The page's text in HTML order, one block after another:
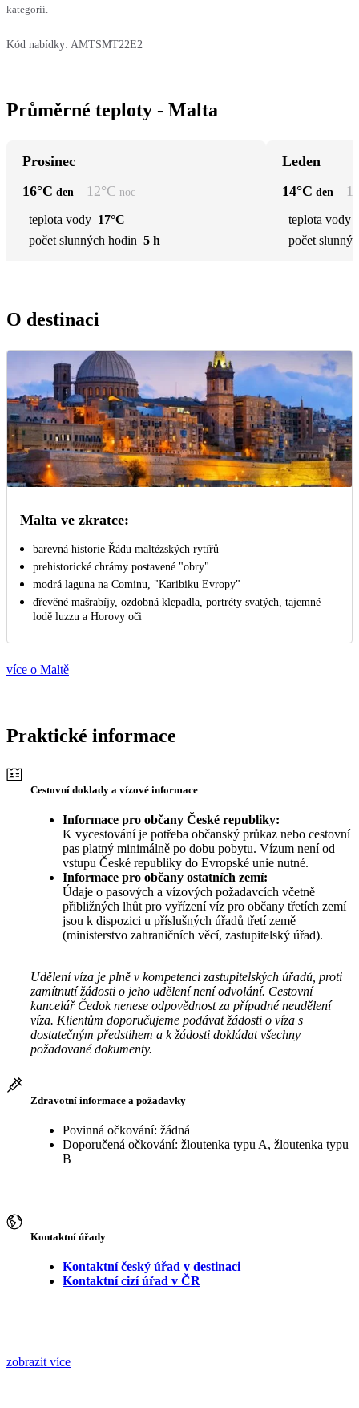
kategorií.
Kód nabídky: AMTSMT22E2
Průměrné teploty - Malta
Prosinec
16°C den 12°C noc
teplota vody 17°C
počet slunných hodin 5 h
Leden
14°C den
teplota vody
počet
O destinaci
Malta ve zkratce:
barevná historie Řádu maltézských rytířů
prehistorické chrámy postavené "obry"
modrá laguna na Cominu, "Karibiku Evropy"
dřevěné mašrabíjy, ozdobná klepadla, portréty svatých, tajemné
lodě luzzu a Horovy oči
více o Maltě
Praktické informace
Cestovní doklady a vízové informace
Informace pro občany České republiky:
K vycestování je potřeba občanský průkaz nebo cestovní
pas platný minimálně po dobu pobytu. Vízum není od
vstupu České republiky do Evropské unie nutné.
Informace pro občany ostatních zemí:
Údaje o pasových a vízových požadavcích včetně
přibližných lhůt pro vyřízení víz pro občany třetích zemí
jsou k dispozici u příslušných úřadů třetí země
(ministerstvo zahraničních věcí, zastupitelský úřad).
Udělení víza je plně v kompetenci zastupitelských úřadů, proti
zamítnutí žádosti o jeho udělení není odvolání. Cestovní
kancelář Čedok nenese odpovědnost za případné neudělení
víza. Klientům doporučujeme podávat žádosti o víza s
dostatečným předstihem a k žádosti dokládat všechny
požadované dokumenty.
Zdravotní informace a požadavky
Povinná očkování: žádná
Doporučená očkování: žloutenka typu A, žloutenka typu
B
Kontaktní úřady
Kontaktní český úřad v destinaci
Kontaktní cizí úřad v ČR
zobrazit více